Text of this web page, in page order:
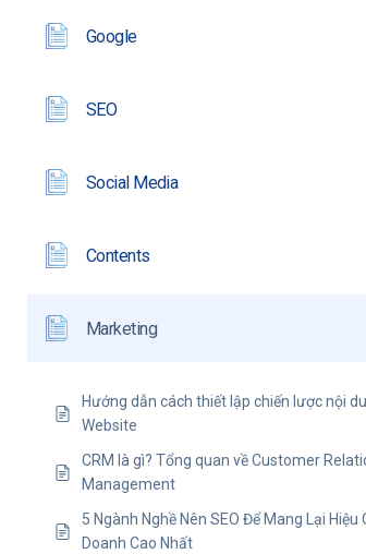
Google
SEO
Social Media
Contents
Marketing
Hướng dẫn cách thiết lập chiến lược nội
Website
CRM là gì? Tổng quan về Customer
Management
5 Ngành Nghề Nên SEO Để Mang Lại Hiệu
Doanh Cao Nhất